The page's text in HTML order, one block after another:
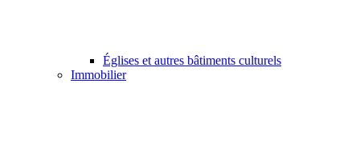
Églises et autres bâtiments culturels
Immobilier